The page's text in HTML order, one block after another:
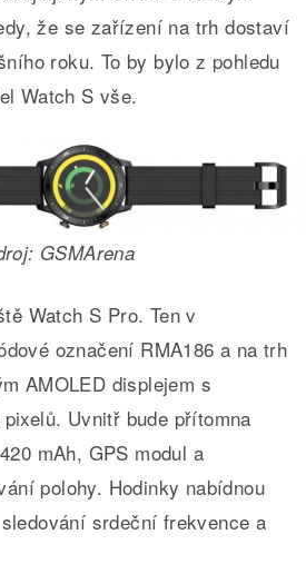
že se zařízení na trh dostaví
roku. To by bylo z pohledu
Watch S vše.
GSMArena
Watch S Pro. Ten v
označení RMA186 a na trh
AMOLED displejem s
Uvnitř bude přítomna
mAh, GPS modul a
polohy. Hodinky nabídnou
srdeční frekvence a